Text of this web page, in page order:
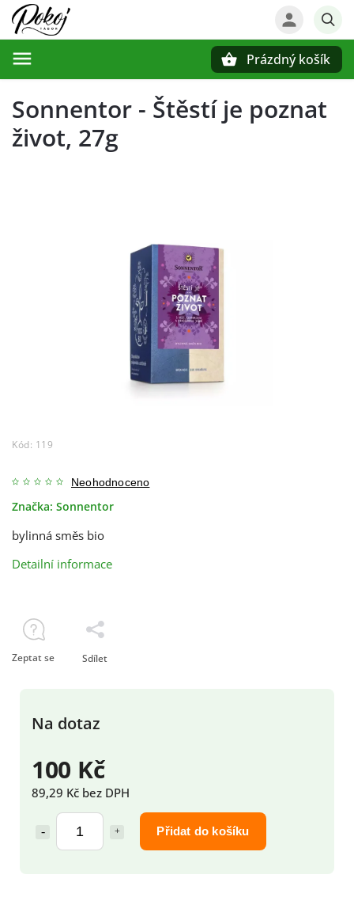
Prázdný košík
Sonnentor - Štěstí je poznat
život, 27g
Kód: 119
Neohodnoceno
Značka: Sonnentor
100 Kč
89,29 Kč bez DPH
Přidat do košíku
Na dotaz
bylinná směs bio
Detailní informace
Zeptat se Sdílet